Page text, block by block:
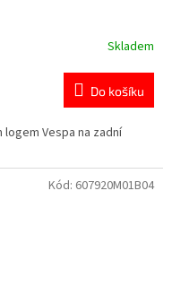
Skladem
Do košíku
logem Vespa na zadní
Kód: 607920M01B04